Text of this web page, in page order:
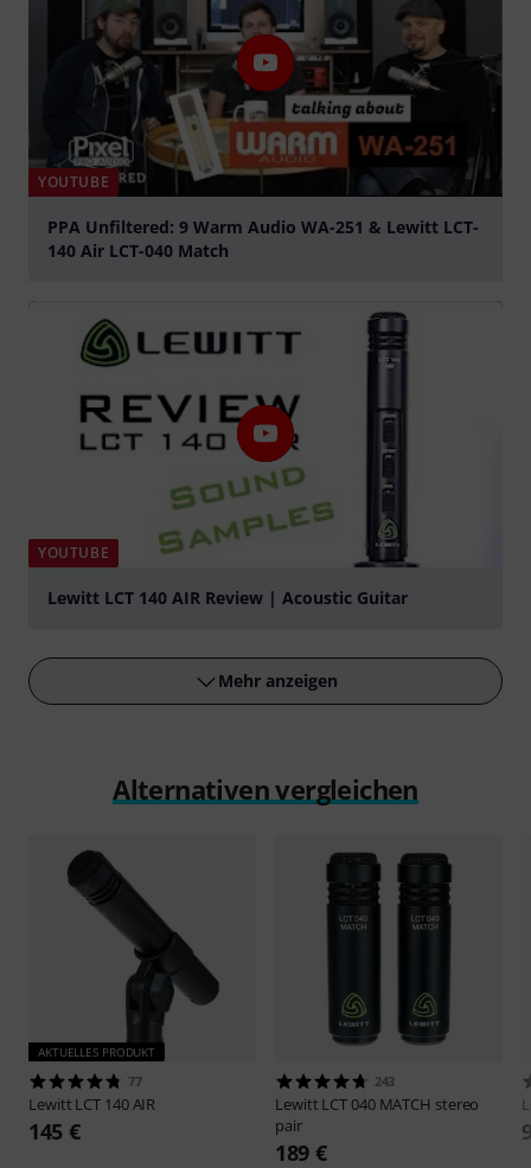
YOUTUBE
PPA Unfiltered: 9 Warm Audio WA-251 & Lewitt LCT-
140 Air LCT-040 Match
YOUTUBE
Lewitt LCT 140 AIR Review | Acoustic Guitar
Mehr anzeigen
Alternativen vergleichen
AKTUELLES PRODUKT
77
Lewitt LCT 140 AIR
145 €
243
Lewitt LCT 040 MATCH stereo
pair
189 €